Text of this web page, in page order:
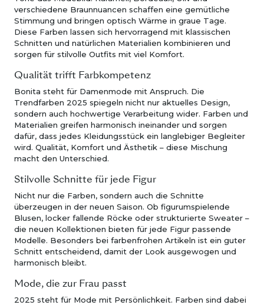
verschiedene Braunnuancen schaffen eine gemütliche
Stimmung und bringen optisch Wärme in graue Tage.
Diese Farben lassen sich hervorragend mit klassischen
Schnitten und natürlichen Materialien kombinieren und
sorgen für stilvolle Outfits mit viel Komfort.
Qualität trifft Farbkompetenz
Bonita steht für Damenmode mit Anspruch. Die
Trendfarben 2025 spiegeln nicht nur aktuelles Design,
sondern auch hochwertige Verarbeitung wider. Farben und
Materialien greifen harmonisch ineinander und sorgen
dafür, dass jedes Kleidungsstück ein langlebiger Begleiter
wird. Qualität, Komfort und Ästhetik – diese Mischung
macht den Unterschied.
Stilvolle Schnitte für jede Figur
Nicht nur die Farben, sondern auch die Schnitte
überzeugen in der neuen Saison. Ob figurumspielende
Blusen, locker fallende Röcke oder strukturierte Sweater –
die neuen Kollektionen bieten für jede Figur passende
Modelle. Besonders bei farbenfrohen Artikeln ist ein guter
Schnitt entscheidend, damit der Look ausgewogen und
harmonisch bleibt.
Mode, die zur Frau passt
2025 steht für Mode mit Persönlichkeit. Farben sind dabei